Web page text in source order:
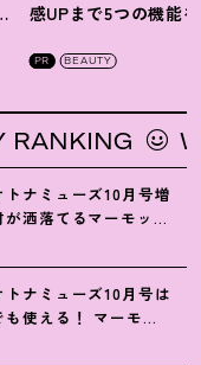
感UPまで5つの機能
PR BEAUTY
トナミューズ10月号増
洒落てるマーモット
トナミューズ10月号は
使える ！ マーモッ